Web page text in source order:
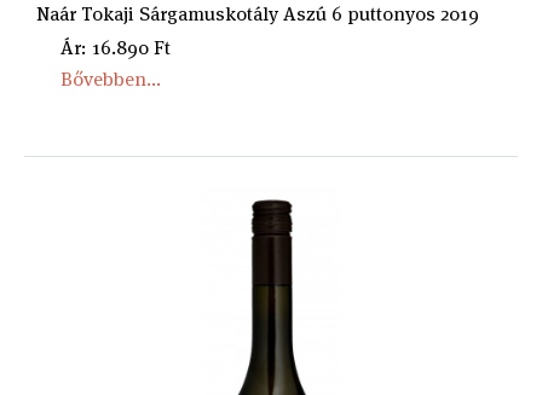
Naár Tokaji Sárgamuskotály Aszú 6 puttonyos 2019
Ár: 16.890 Ft
Bővebben...